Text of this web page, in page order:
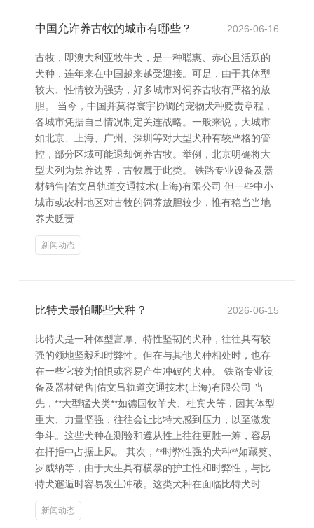
中国允许养古牧的城市有哪些？ 2026-06-16
古牧，即澳大利亚牧牛犬，是一种聪惠、赤心且活跃的
犬种，连年来在中国越来越受迎接。可是，由于其体型
较大、性情较为强势，好多城市对饲养古牧有严格的放
胆。 当今，中国并莫得寰宇协调的宠物犬种贬责章程，
各城市凭据自己情况制定关连战略。一般来说，大城市
如北京、上海、广州、深圳等对大型犬种有较严格的管
控，部分区域可能退却饲养古牧。举例，北京明确将大
型犬列为禁养边界，古牧属于此类。 铁路专业设备及器
材销售|佑文吕轨道交通技术(上海)有限公司 但一些中小
城市或农村地区对古牧的饲养放胆较少，惟有稳当当地
养犬贬责
新闻动态
比特犬最怕哪些犬种？ 2026-06-15
比特犬是一种体型富厚、特性坚韧的犬种，往往具有较
强的领地坚毅和时弊性。但在与其他犬种相处时，也存
在一些它较为怕惧或容易产生冲破的犬种。 铁路专业设
备及器材销售|佑文吕轨道交通技术(上海)有限公司 当
先，**大型猛犬类**如德国牧羊犬、杜宾犬等，因其体型
重大、力量坚强，往往会让比特犬感到压力，以至激发
争斗。这些犬种在测验和遵从性上往往更胜一筹，容易
在扞拒中占据上风。 其次，**时弊性强的犬种**如藏獒、
罗威纳等，由于天生具有横暴的护主性和时弊性，与比
特犬邂逅时容易发生冲破。这类犬种在面临比特犬时
新闻动态